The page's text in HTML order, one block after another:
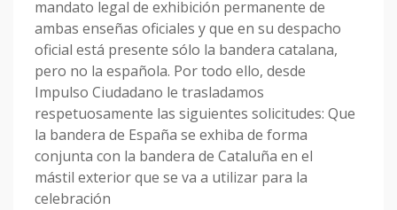
mandato legal de exhibición permanente de
ambas enseñas oficiales y que en su despacho
oficial está presente sólo la bandera catalana,
pero no la española. Por todo ello, desde
Impulso Ciudadano le trasladamos
respetuosamente las siguientes solicitudes: Que
la bandera de España se exhiba de forma
conjunta con la bandera de Cataluña en el
mástil exterior que se va a utilizar para la
celebración